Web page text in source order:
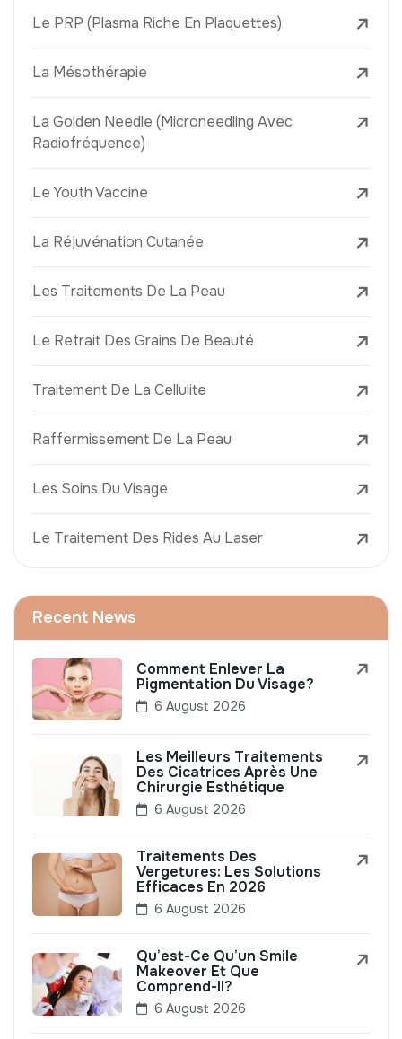
Le PRP (Plasma Riche En Plaquettes)
La Mésothérapie
La Golden Needle (Microneedling Avec
Radiofréquence)
Le Youth Vaccine
La Réjuvénation Cutanée
Les Traitements De La Peau
Le Retrait Des Grains De Beauté
Traitement De La Cellulite
Raffermissement De La Peau
Les Soins Du Visage
Le Traitement Des Rides Au Laser
Recent News
Comment Enlever La
Pigmentation Du Visage?
6 August 2026
Les Meilleurs Traitements
Des Cicatrices Après Une
Chirurgie Esthétique
6 August 2026
Traitements Des
Vergetures: Les Solutions
Efficaces En 2026
6 August 2026
Qu’est-Ce Qu’un Smile
Makeover Et Que
Comprend-Il?
6 August 2026